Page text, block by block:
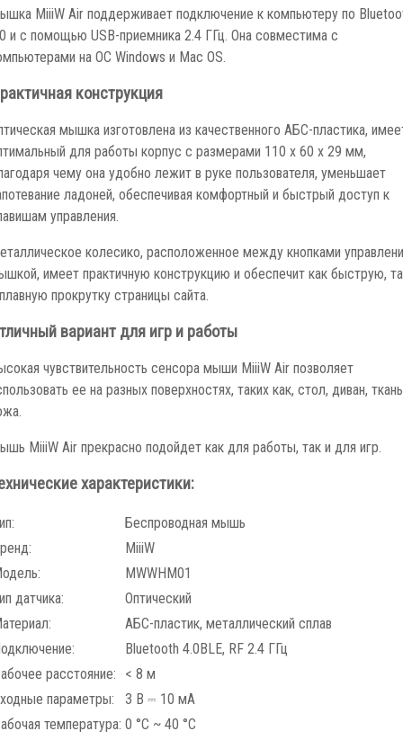
MiiiW Air поддерживает подключение к компьютеру по
и с помощью USB-приемника 2.4 ГГц. Она совместима с
на ОС Windows и Mac OS.
конструкция
мышка изготовлена из качественного АБС-пластика,
для работы корпус с размерами 110 х 60 х 29 мм,
чему она удобно лежит в руке пользователя, уменьшает
ладоней, обеспечивая комфортный и быстрый доступ к
управления.
колесико, расположенное между кнопками
имеет практичную конструкцию и обеспечит как быструю,
прокрутку страницы сайта.
вариант для игр и работы
чувствительность сенсора мыши MiiiW Air позволяет
ее на разных поверхностях, таких как, стол, диван,
MiiiW Air прекрасно подойдет как для работы, так и для игр.
характеристики:
Беспроводная мышь
MiiiW
MWWHM01
датчика:
Оптический
АБС-пластик, металлический сплав
Bluetooth 4.0BLE, RF 2.4 ГГц
расстояние:
< 8 м
параметры:
3 В ⎓ 10 мА
температура: 0 °C ~ 40 °C